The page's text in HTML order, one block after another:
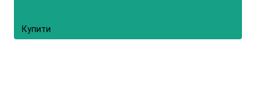
Купити